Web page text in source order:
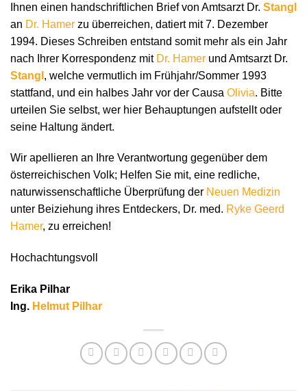
Ihnen einen handschriftlichen Brief von Amtsarzt Dr. Stangl
an Dr. Hamer zu überreichen, datiert mit 7. Dezember
1994. Dieses Schreiben entstand somit mehr als ein Jahr
nach Ihrer Korrespondenz mit Dr. Hamer und Amtsarzt Dr.
Stangl , welche vermutlich im Frühjahr/Sommer 1993
stattfand, und ein halbes Jahr vor der Causa Olivia. Bitte
urteilen Sie selbst, wer hier Behauptungen aufstellt oder
seine Haltung ändert.
Wir apellieren an Ihre Verantwortung gegenüber dem
österreichischen Volk; Helfen Sie mit, eine redliche,
naturwissenschaftliche Überprüfung der Neuen Medizin
unter Beiziehung ihres Entdeckers, Dr. med. Ryke Geerd
Hamer, zu erreichen!
Hochachtungsvoll
Erika Pilhar
Ing. Helmut Pilhar